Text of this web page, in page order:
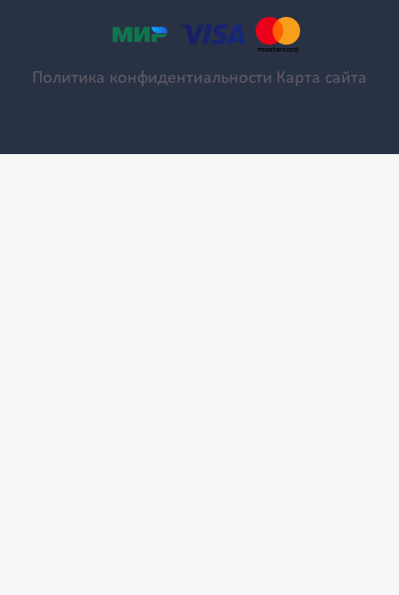
Политика конфидентиальности Карта сайта